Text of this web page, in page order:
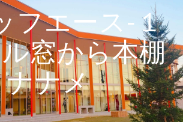
フエース-１
窓から本棚
ナナメ